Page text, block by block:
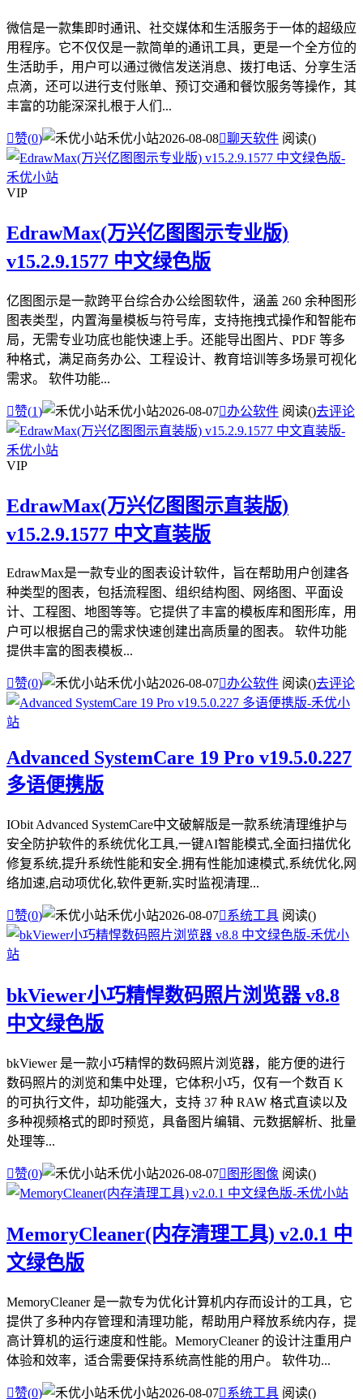
微信是一款集即时通讯、社交媒体和生活服务于一体的超级应
用程序。它不仅仅是一款简单的通讯工具，更是一个全方位的
生活助手，用户可以通过微信发送消息、拨打电话、分享生活
点滴，还可以进行支付账单、预订交通和餐饮服务等操作，其
丰富的功能深深扎根于人们...
赞(0) 禾优小站2026-08-08聊天软件 阅读()
VIP
EdrawMax(万兴亿图图示专业版)
v15.2.9.1577 中文绿色版
亿图图示是一款跨平台综合办公绘图软件，涵盖 260 余种图形
图表类型，内置海量模板与符号库，支持拖拽式操作和智能布
局，无需专业功底也能快速上手。还能导出图片、PDF 等多
种格式，满足商务办公、工程设计、教育培训等多场景可视化
需求。 软件功能...
赞(1) 禾优小站2026-08-07办公软件 阅读()去评论
VIP
EdrawMax(万兴亿图图示直装版)
v15.2.9.1577 中文直装版
EdrawMax是一款专业的图表设计软件，旨在帮助用户创建各
种类型的图表，包括流程图、组织结构图、网络图、平面设
计、工程图、地图等等。它提供了丰富的模板库和图形库，用
户可以根据自己的需求快速创建出高质量的图表。 软件功能
提供丰富的图表模板...
赞(0) 禾优小站2026-08-07办公软件 阅读()去评论
Advanced SystemCare 19 Pro v19.5.0.227
多语便携版
IObit Advanced SystemCare中文破解版是一款系统清理维护与
安全防护软件的系统优化工具,一键AI智能模式,全面扫描优化
修复系统,提升系统性能和安全.拥有性能加速模式,系统优化,网
络加速,启动项优化,软件更新,实时监视清理...
赞(0) 禾优小站2026-08-07系统工具 阅读()
bkViewer小巧精悍数码照片浏览器 v8.8
中文绿色版
bkViewer 是一款小巧精悍的数码照片浏览器，能方便的进行
数码照片的浏览和集中处理，它体积小巧，仅有一个数百 K
的可执行文件，却功能强大，支持 37 种 RAW 格式直读以及
多种视频格式的即时预览，具备图片编辑、元数据解析、批量
处理等...
赞(0) 禾优小站2026-08-07 图形图像 阅读()
MemoryCleaner(内存清理工具) v2.0.1 中
文绿色版
MemoryCleaner 是一款专为优化计算机内存而设计的工具，它
提供了多种内存管理和清理功能，帮助用户释放系统内存，提
高计算机的运行速度和性能。MemoryCleaner 的设计注重用户
体验和效率，适合需要保持系统高性能的用户。 软件功...
赞(0) 禾优小站2026-08-07系统工具 阅读()